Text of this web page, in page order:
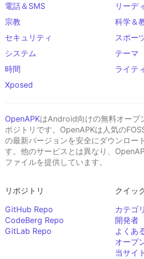
電話＆SMS
リーデ
宗教
科学＆
セキュリティ
スポー
システム
テーマ
時間
ライテ
Xposed
OpenAPKはAndroid向けの無料オープ
ポジトリです。OpenAPKは人気の
の最新バージョンを安全にダウンロー
す。他のサービスとは異なり、
ファイルを提供しています。
リポジトリ
GitHub Repo
CodeBerg Repo
GitLab Repo
クイッ
カテゴリ
開発者
よくあ
オープ
当サイ